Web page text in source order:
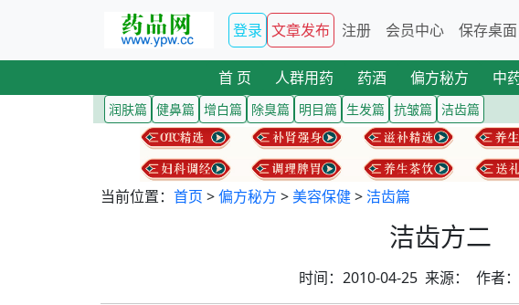
登录 文章发布 注册 会员中心 保存桌面
首 页 人群用药 药酒 偏方秘方 中
润肤篇 健鼻篇 增白篇 除臭篇 明目篇 生发篇 抗皱篇 洁齿篇
当前位置： 首页 >偏方秘方 >美容保健>洁齿篇
洁齿方二
时间：2010-04-25 来源： 作者